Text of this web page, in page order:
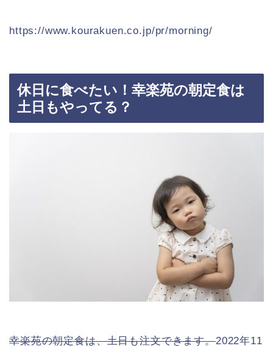
https://www.kourakuen.co.jp/pr/morning/
休日に食べたい！幸楽苑の朝定食は
土日もやってる？
幸楽苑の朝定食は、土日も注文できます。2022年11